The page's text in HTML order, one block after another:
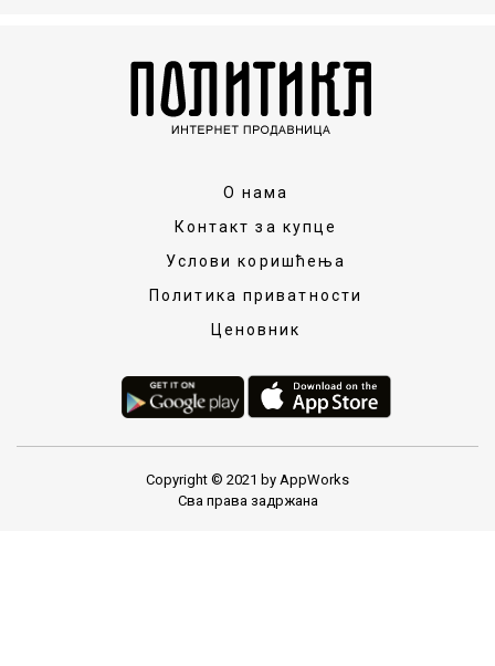
О нама
Контакт за купце
Услови коришћења
Политика приватности
Ценовник
Copyright © 2021 by AppWorks
Сва права задржана